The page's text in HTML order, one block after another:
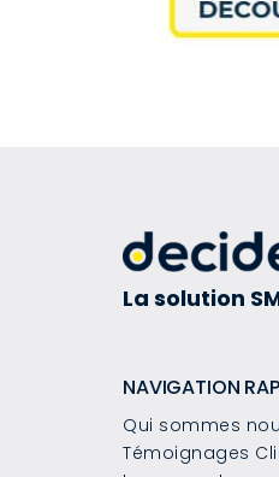
La solution
NAVIGATION
Qui sommes
Témoignages